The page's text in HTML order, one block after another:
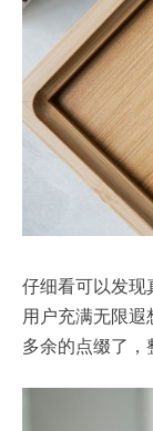
仔细看可以发
用户充满无限
多余的点缀了，